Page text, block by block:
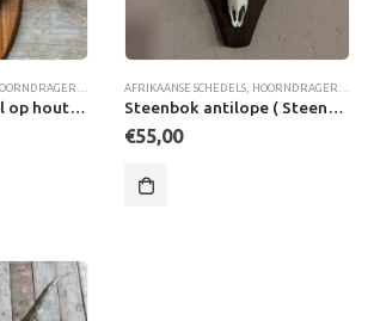
SCHEDELS & GEWEIEN
Springbok schedel op houten schild
AFRIKAANSE SCHEDELS HOORNDRAGERS
Steenbok antilope ( Steenbokkie)
€55,00